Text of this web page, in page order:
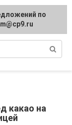
какао на
по